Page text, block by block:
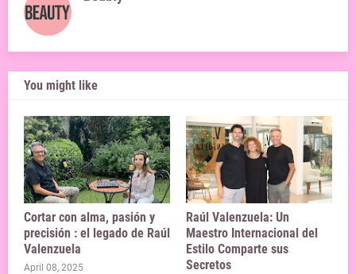
You might like
Cortar con alma, pasión y
precisión : el legado de Raúl
Valenzuela
April 08, 2025
Raúl Valenzuela: Un
Maestro Internacional del
Estilo Comparte sus
Secretos